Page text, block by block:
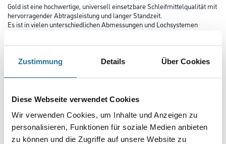
Zustimmung Details Über Cookies
Diese Webseite verwendet Cookies
Wir verwenden Cookies, um Inhalte und Anzeigen zu
personalisieren, Funktionen für soziale Medien anbieten
zu können und die Zugriffe auf unsere Website zu
Gold ist eine hochwertige, universell einsetzbare Schleifmittelqualität mit
hervorragender Abtragsleistung und langer Standzeit.
Es ist in vielen unterschiedlichen Abmessungen und Lochsystemen
Durchmesser in millimeter
Körnung